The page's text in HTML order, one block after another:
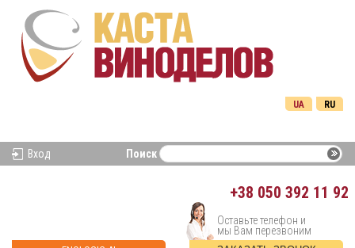
RU
UA
Вход Поиск
+38 050 392 11 92
Оставьте телефон и
мы Вам перезвоним